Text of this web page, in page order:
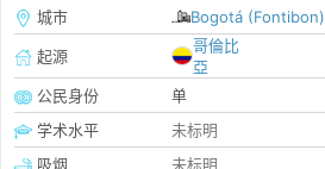
城市
Bogotá (Fontibon)
起源
哥倫比
亞
公民身份
单
学术水平
未标明
吸烟
未标明